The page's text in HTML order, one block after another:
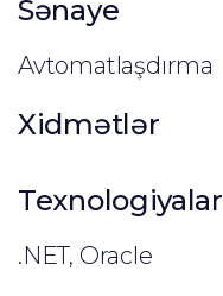
Sənaye
Avtomatlaşdırma
Xidmətlər
Texnologiyalar
.NET, Oracle